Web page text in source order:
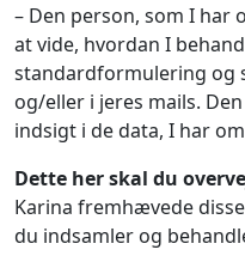
– Den person, som I har
at vide, hvordan I
standardformulering og
og/eller i jeres mails.
indsigt i de data, I har
Dette her skal du
Karina fremhævede
du indsamler og